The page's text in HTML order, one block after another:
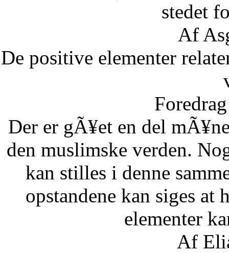
stedet
Af
De positive elementer
Der er gÃ¥et en del
den muslimske verden.
kan stilles i denne
opstandene kan siges at
elementer
Af